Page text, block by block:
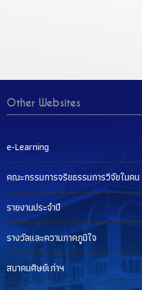
Other Websites
e-Learning
คณะกรรมการจริยธรรมการวิจัยในคน
รายงานประจำปี
รางวัลและความภาคภูมิใจ
สมาคมศิษย์เก่าฯ